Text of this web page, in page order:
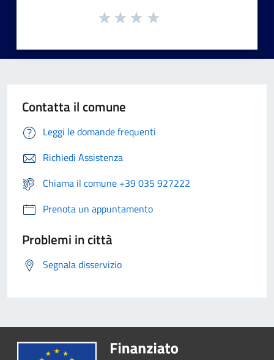
Contatta il comune
Leggi le domande frequenti
Richiedi Assistenza
Chiama il comune +39 035 927222
Prenota un appuntamento
Problemi in città
Segnala disservizio